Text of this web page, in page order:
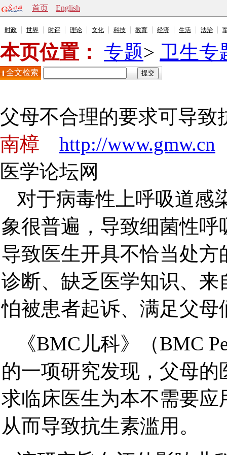
首页 English
时政 世界 时评 理论 文化 科技 教育 经济 生活 法治
本页位置： 专题> 卫生专
全文检索
父母不合理的要求可导致
南樟
http://www.gmw.cn
医学论坛网
对于病毒性上呼吸道感
象很普遍，导致细菌性
导致医生开具不恰当处
诊断、缺乏医学知识、
怕被患者起诉、满足父母
《BMC儿科》（BMC
的一项研究发现，父母
求临床医生为本不需要
从而导致抗生素滥用。